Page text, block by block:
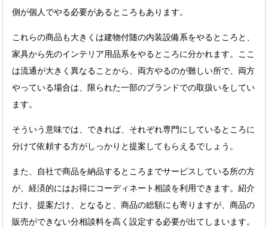
側が個人でやる必要があるところもあります。
これらの商品も大きくは建物付随の内装設備系をやるところと、
家具から先のインテリア用品系をやるところに分かれます。ここ
は流通が大きく異なることから、両方やるのが難しい所で、両方
やっている場合は、限られた一部のブランドでの取扱いをしてい
ます。
そういう意味では、できれば、それぞれ専門にしているところに
分けて依頼する方がしっかりと提案してもらえるでしょう。
また、自社で商品を納品するところまでサービスしている所の方
が、経済的にはお得にコーディネート相談を利用できます。紹介
だけ、提案だけ、となると、商品の総額にも寄りますが、商品の
販売ができない分相談料を高く設定する必要が出てしまいます。